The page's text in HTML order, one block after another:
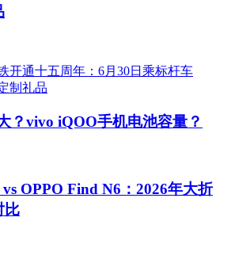
？vivo iQOO手机电池容量？
OPPO Find N6：2026年大折
比